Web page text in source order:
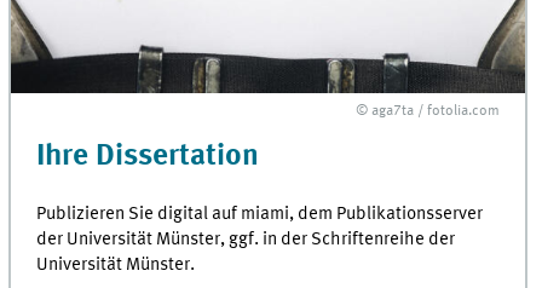
© aga7ta / fotolia.com
Ihre Dissertation
Publizieren Sie digital auf miami, dem Publikationsserver
der Universität Münster, ggf. in der Schriftenreihe der
Universität Münster.